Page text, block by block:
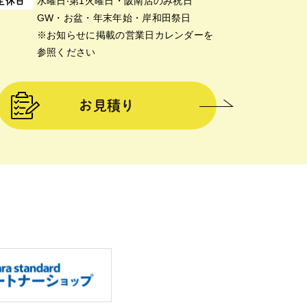
GW・お盆・年末年始・岸和田祭日
※お知らせに掲載の営業日カレンダーを
参照ください
お見積り